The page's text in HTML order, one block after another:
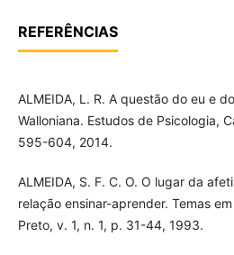
REFERÊNCIAS
ALMEIDA, L. R. A questão do eu e
Walloniana. Estudos de Psicologia,
595-604, 2014.
ALMEIDA, S. F. C. O. O lugar da
relação ensinar-aprender. Temas
Preto, v. 1, n. 1, p. 31-44, 1993.